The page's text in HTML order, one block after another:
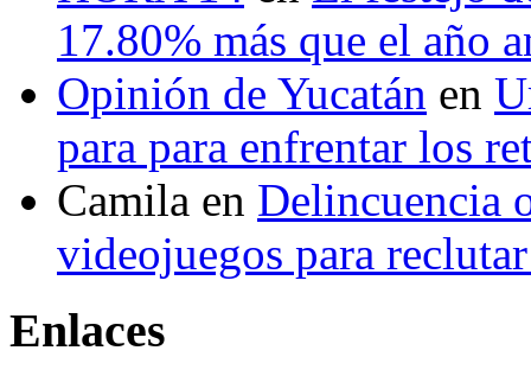
17.80% más que el año
Opinión de Yucatán en
para para enfrentar los
Camila en Delincuencia
videojuegos para
Enlaces